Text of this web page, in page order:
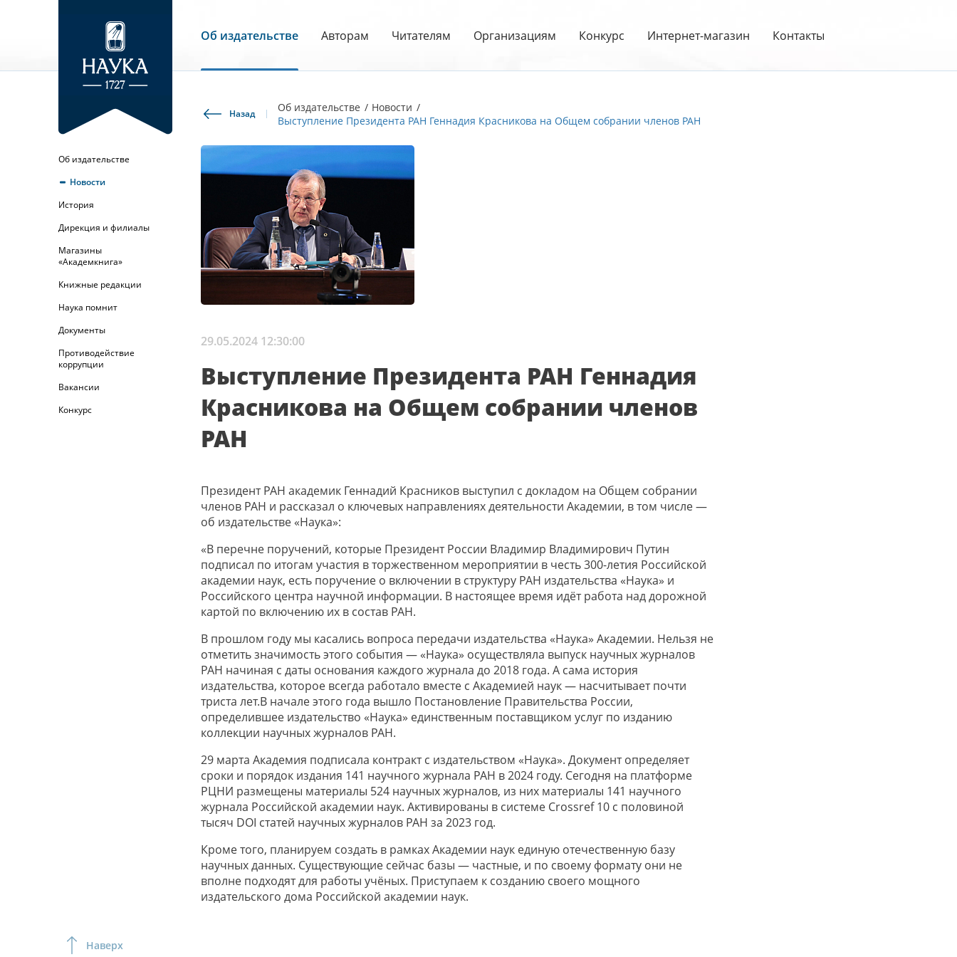
Об издательстве Авторам Читателям Организациям Конкурс Интернет-магазин Контакты
Об издательстве
Новости
История
Дирекция и филиалы
Магазины
«Академкнига»
Книжные редакции
Наука помнит
Документы
Противодействие
коррупции
Вакансии
Конкурс
Наверх
Назад Об издательстве
Новости
Выступление Президента РАН Геннадия Красникова на Общем собрании членов РАН
29.05.2024 12:30:00
Выступление Президента РАН Геннадия
Красникова на Общем собрании членов
РАН
Президент РАН академик Геннадий Красников выступил с докладом на Общем собрании
членов РАН и рассказал о ключевых направлениях деятельности Академии, в том числе —
об издательстве «Наука»:
«В перечне поручений, которые Президент России Владимир Владимирович Путин
подписал по итогам участия в торжественном мероприятии в честь 300-летия Российской
академии наук, есть поручение о включении в структуру РАН издательства «Наука» и
Российского центра научной информации. В настоящее время идёт работа над дорожной
картой по включению их в состав РАН.
В прошлом году мы касались вопроса передачи издательства «Наука» Академии. Нельзя не
отметить значимость этого события — «Наука» осуществляла выпуск научных журналов
РАН начиная с даты основания каждого журнала до 2018 года. А сама история
издательства, которое всегда работало вместе с Академией наук — насчитывает почти
триста лет.В начале этого года вышло Постановление Правительства России,
определившее издательство «Наука» единственным поставщиком услуг по изданию
коллекции научных журналов РАН.
29 марта Академия подписала контракт с издательством «Наука». Документ определяет
сроки и порядок издания 141 научного журнала РАН в 2024 году. Сегодня на платформе
РЦНИ размещены материалы 524 научных журналов, из них материалы 141 научного
журнала Российской академии наук. Активированы в системе Crossref 10 с половиной
тысяч DOI статей научных журналов РАН за 2023 год.
Кроме того, планируем создать в рамках Академии наук единую отечественную базу
научных данных. Существующие сейчас базы — частные, и по своему формату они не
вполне подходят для работы учёных. Приступаем к созданию своего мощного
издательского дома Российской академии наук.